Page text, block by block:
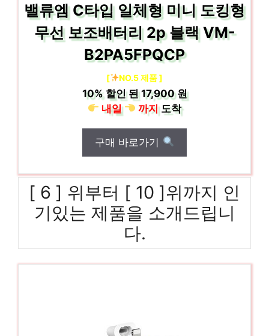
밸류엠 C타입 일체형 미니 도킹형
무선 보조배터리 2p 블랙 VM-
B2PA5FPQCP
[ NO.5 제품 ]
10%할인 된17,900 원
내일
까지도착
구매 바로가기
[ 6 ] 위부터 [ 10 ]위까지 인
기있는 제품을 소개드립니
다.